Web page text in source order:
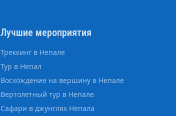
Лучшие мероприятия
Треккинг в Непале
Тур в Непал
Восхождение на вершину в Непале
Вертолетный тур в Непале
Сафари в джунглях Непала